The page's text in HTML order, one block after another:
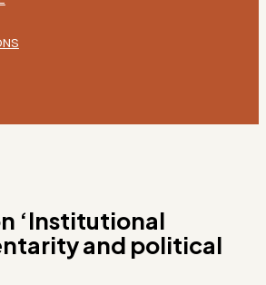
‘Institutional
and political